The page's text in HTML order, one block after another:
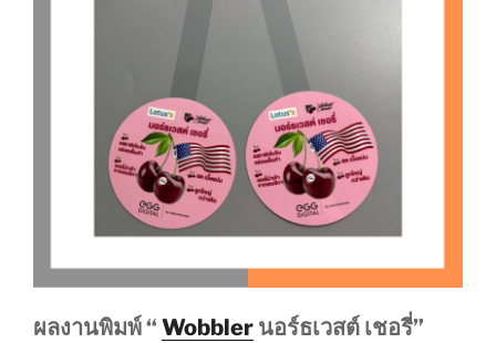
ผลงานพิมพ์ “ Wobbler นอร์ธเวสต์ เชอรี่”